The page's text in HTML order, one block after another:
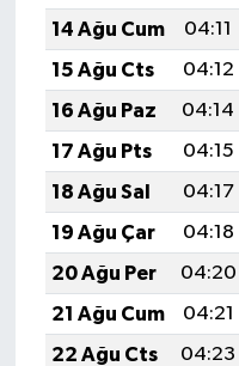
14 Ağu Cum
04:11
15 Ağu Cts
04:12
16 Ağu Paz
04:14
17 Ağu Pts
04:15
18 Ağu Sal
04:17
19 Ağu Çar
04:18
20 Ağu Per
04:20
21 Ağu Cum
04:21
22 Ağu Cts
04:23